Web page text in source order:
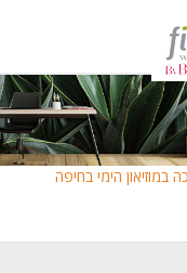
במוזיאון הימי בחיפה